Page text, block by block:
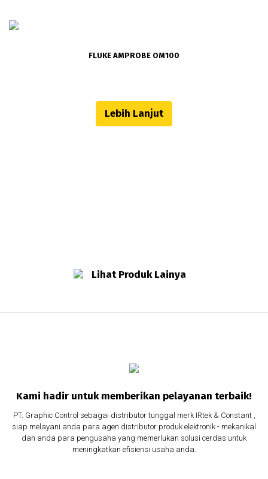
FLUKE AMPROBE OM100
Lebih Lanjut
Lihat Produk Lainya
Kami hadir untuk memberikan pelayanan terbaik!
PT. Graphic Control sebagai distributor tunggal merk IRtek & Constant ,
siap melayani anda para agen distributor produk elektronik - mekanikal
dan anda para pengusaha yang memerlukan solusi cerdas untuk
meningkatkan efisiensi usaha anda.